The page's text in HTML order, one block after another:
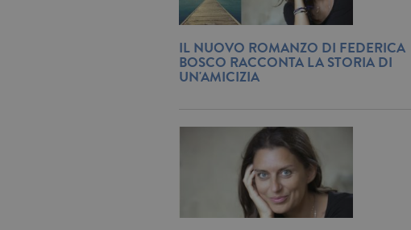
IL NUOVO ROMANZO DI FEDERICA
BOSCO RACCONTA LA STORIA DI
UN'AMICIZIA